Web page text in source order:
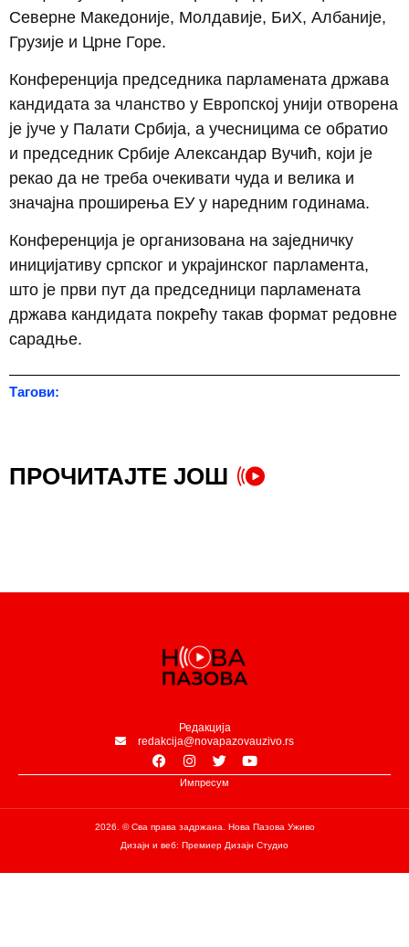
Северне Македоније, Молдавије, БиХ, Албаније,
Грузије и Црне Горе.
Конференција председника парламената држава
кандидата за чланство у Европској унији отворена
је јуче у Палати Србија, а учесницима се обратио
и председник Србије Александар Вучић, који је
рекао да не треба очекивати чуда и велика и
значајна проширења ЕУ у наредним годинама.
Конференција је организована на заједничку
иницијативу српског и украјинског парламента,
што је први пут да председници парламената
држава кандидата покрећу такав формат редовне
сарадње.
Тагови:
ПРОЧИТАЈТЕ ЈОШ
Редакција
redakcija@novapazovauzivo.rs
Импресум
2026. © Сва права задржана. Нова Пазова Уживо
Дизајн и веб: Премиер Дизајн Студио